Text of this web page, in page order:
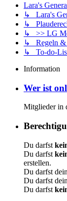
Lara's
↳ Lara's
↳
↳ >> LG
↳ Regeln &
↳ To-do-
Information
Wer ist
Mitglieder in
Du darfst
Du darfst
erstellen.
Du darfst
Du darfst
Du darfst